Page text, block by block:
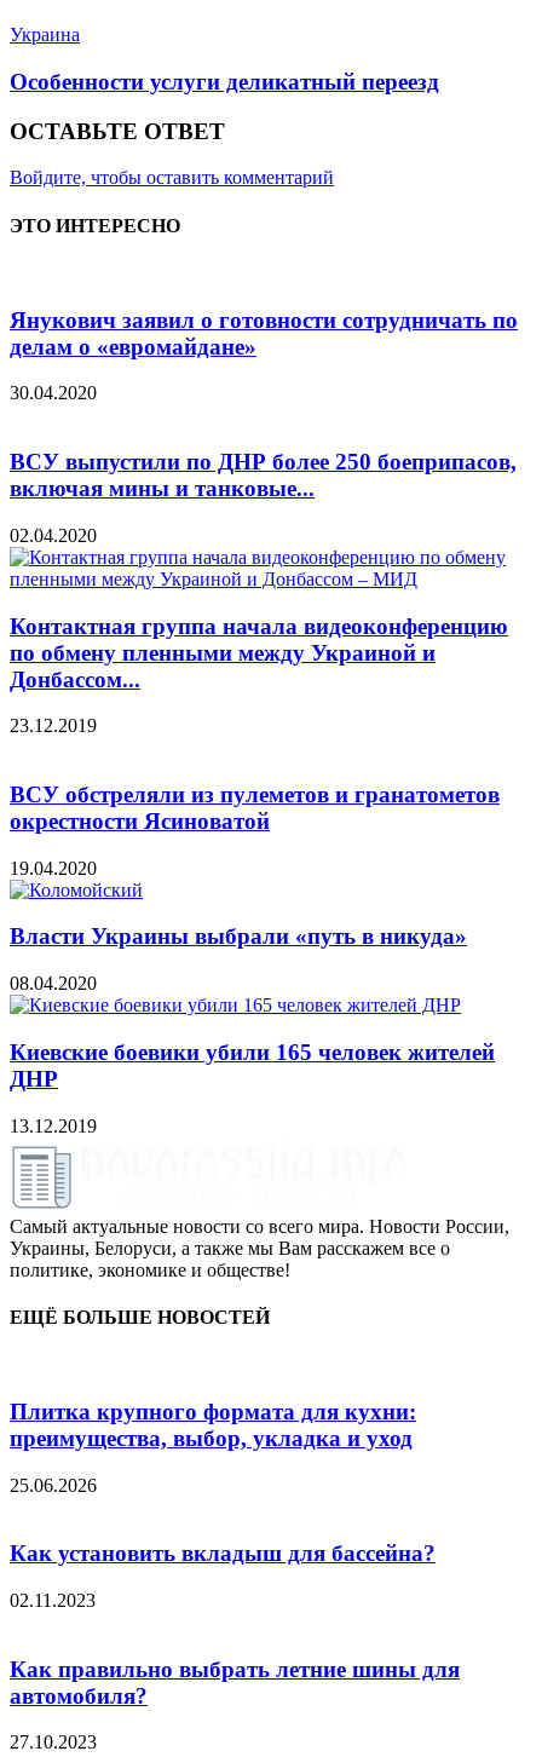
Украина
Особенности услуги деликатный переезд
ОСТАВЬТЕ ОТВЕТ
Войдите, чтобы оставить комментарий
ЭТО ИНТЕРЕСНО
Янукович заявил о готовности сотрудничать по
делам о «евромайдане»
30.04.2020
ВСУ выпустили по ДНР более 250 боеприпасов,
включая мины и танковые...
02.04.2020
Контактная группа начала видеоконференцию
по обмену пленными между Украиной и
Донбассом...
23.12.2019
ВСУ обстреляли из пулеметов и гранатометов
окрестности Ясиноватой
19.04.2020
Власти Украины выбрали «путь в никуда»
08.04.2020
Киевские боевики убили 165 человек жителей
ДНР
13.12.2019
Самый актуальные новости со всего мира. Новости России,
Украины, Белоруси, а также мы Вам расскажем все о
политике, экономике и обществе!
ЕЩЁ БОЛЬШЕ НОВОСТЕЙ
Плитка крупного формата для кухни:
преимущества, выбор, укладка и уход
25.06.2026
Как установить вкладыш для бассейна?
02.11.2023
Как правильно выбрать летние шины для
автомобиля?
27.10.2023